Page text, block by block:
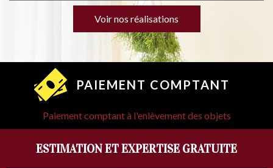
Voir nos réalisations
PAIEMENT COMPTANT
Paiement comptant à l'enlèvement des objets
ESTIMATION ET EXPERTISE GRATUITE